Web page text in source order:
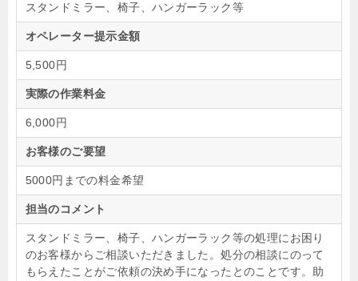
スタンドミラー、椅子、ハンガーラック等
オペレーター提示金額
5,500円
実際の作業料金
6,000円
お客様のご要望
5000円までの料金希望
担当のコメント
スタンドミラー、椅子、ハンガーラック等の処理にお困り
のお客様からご相談いただきました。処分の相談にのって
もらえたことがご依頼の決め手になったとのことです。助